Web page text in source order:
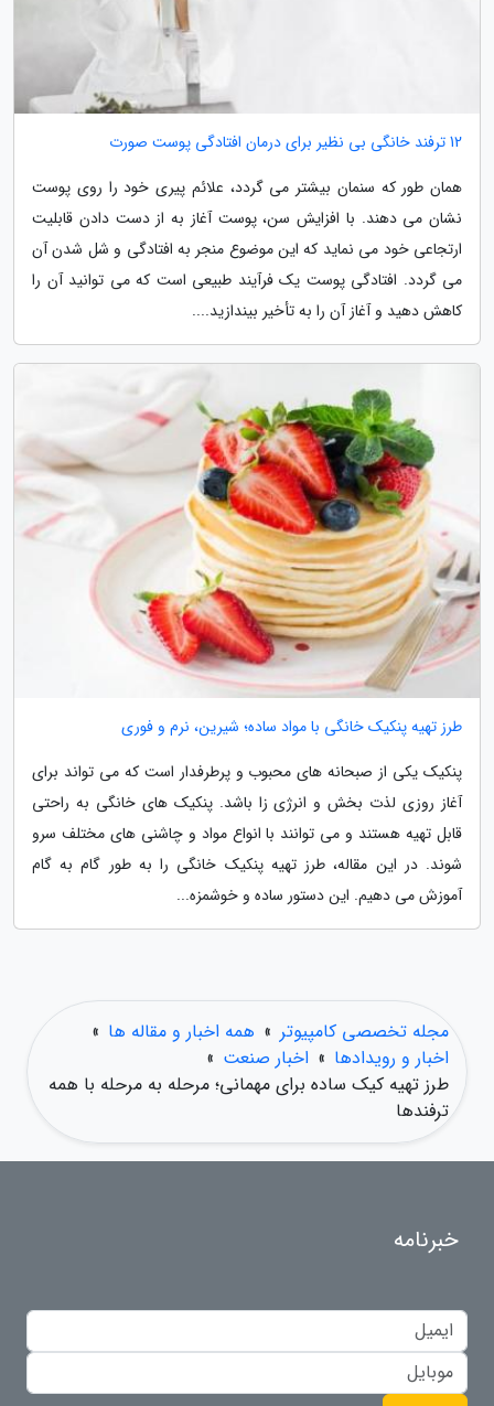
12 ترفند خانگی بی نظیر برای درمان افتادگی پوست صورت
همان طور که سنمان بیشتر می گردد، علائم پیری خود را روی پوست
نشان می دهند. با افزایش سن، پوست آغاز به از دست دادن قابلیت
ارتجاعی خود می نماید که این موضوع منجر به افتادگی و شل شدن آن
می گردد. افتادگی پوست یک فرآیند طبیعی است که می توانید آن را
کاهش دهید و آغاز آن را به تأخیر بیندازید....
طرز تهیه پنکیک خانگی با مواد ساده؛ شیرین، نرم و فوری
پنکیک یکی از صبحانه های محبوب و پرطرفدار است که می تواند برای
آغاز روزی لذت بخش و انرژی زا باشد. پنکیک های خانگی به راحتی
قابل تهیه هستند و می توانند با انواع مواد و چاشنی های مختلف سرو
شوند. در این مقاله، طرز تهیه پنکیک خانگی را به طور گام به گام
آموزش می دهیم. این دستور ساده و خوشمزه...
مجله تخصصی کامپیوتر » همه اخبار و مقاله ها »
اخبار و رویدادها » اخبار صنعت »
طرز تهیه کیک ساده برای مهمانی؛ مرحله به مرحله با همه
ترفندها
خبرنامه